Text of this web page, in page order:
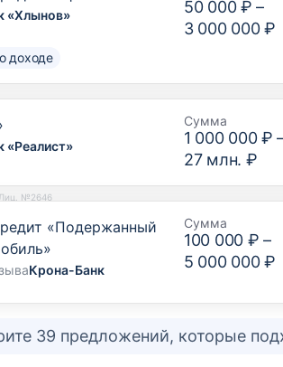
«Хлынов» 50 000 ₽ –
3 000 000 ₽
доходе
«Реалист»
Сумма
1 000 000 ₽
27 млн. ₽
Лиц. №2646
«Подержанный
Крона-Банк
Сумма
100 000 ₽ –
5 000 000 ₽
39 предложений, которые